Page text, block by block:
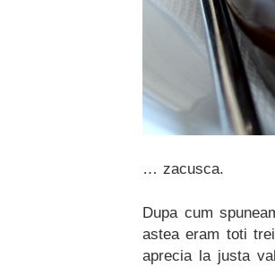
… zacusca.
Dupa cum
astea eram toti
aprecia la justa